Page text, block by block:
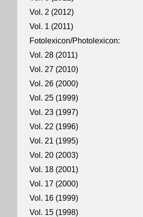
Vol. 2 (2012)
Vol. 1 (2011)
Fotolexicon/Photolexicon:
Vol. 28 (2011)
Vol. 27 (2010)
Vol. 26 (2000)
Vol. 25 (1999)
Vol. 23 (1997)
Vol. 22 (1996)
Vol. 21 (1995)
Vol. 20 (2003)
Vol. 18 (2001)
Vol. 17 (2000)
Vol. 16 (1999)
Vol. 15 (1998)